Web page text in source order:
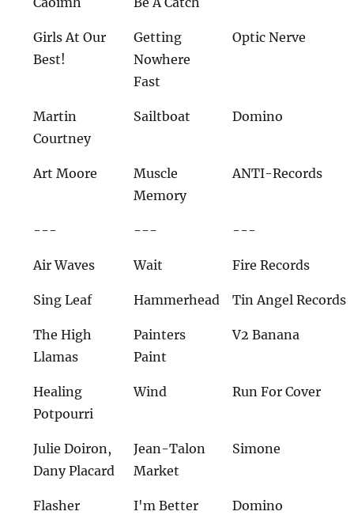
Girls At Our
Best!
Getting
Nowhere
Fast
Optic Nerve
Martin
Courtney
Sailtboat Domino
Art Moore
Muscle
Memory
ANTI-Records
--- --- ---
Air Waves Wait Fire Records
Sing Leaf Hammerhead Tin Angel Records
The High
Llamas
Painters
Paint
V2 Banana
Healing
Potpourri
Wind Run For Cover
Julie Doiron,
Dany Placard
Jean-Talon
Market
Simone
Flasher I'm Better Domino